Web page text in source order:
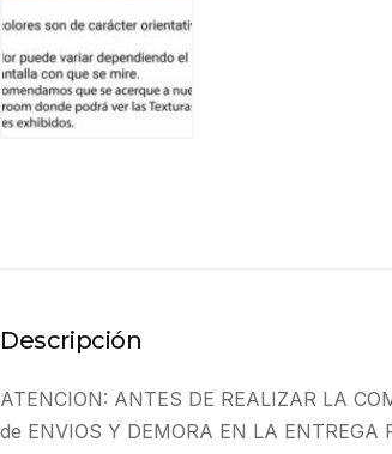
Descripción
ATENCION: ANTES DE REALIZAR LA
de ENVIOS Y DEMORA EN LA ENTREGA